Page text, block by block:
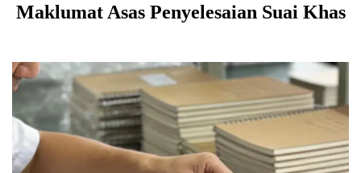
Maklumat Asas Penyelesaian Suai Khas